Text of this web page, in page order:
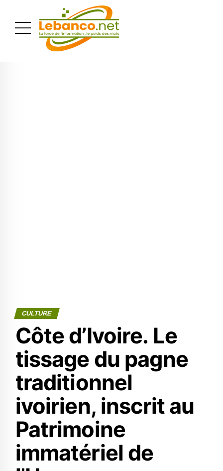
CULTURE
Côte d’Ivoire. Le
tissage du pagne
traditionnel
ivoirien, inscrit au
Patrimoine
immatériel de